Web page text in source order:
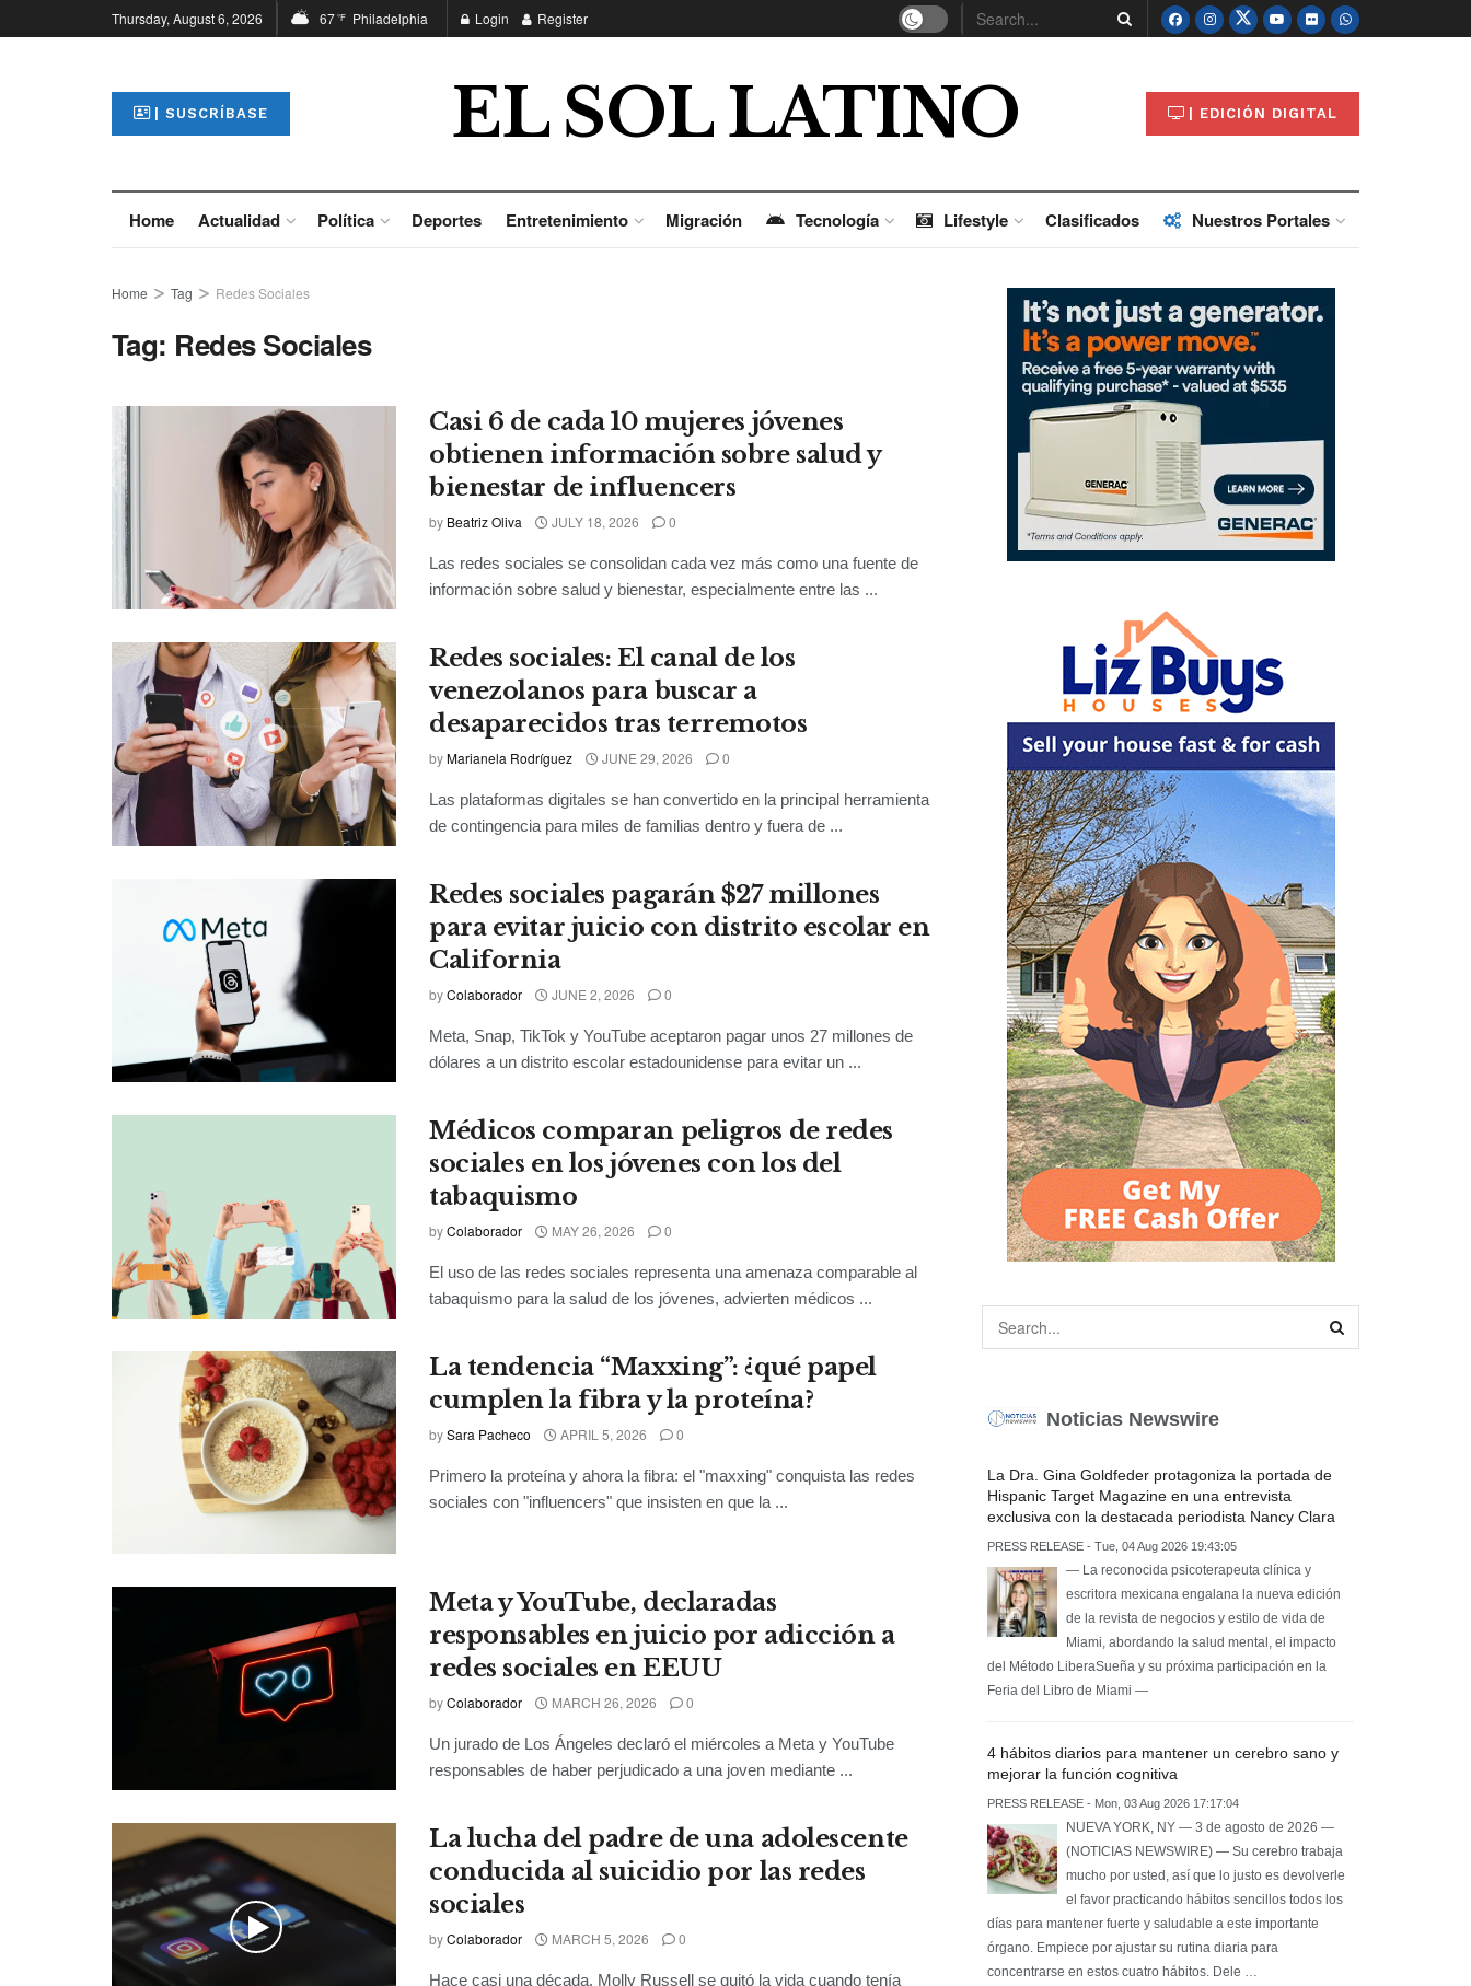
Thursday, August 6, 2026 67°F Philadelphia Login Register
| SUSCRÍBASE EL SOL LATINO | EDICIÓN DIGITAL
Home Actualidad Política Deportes Entretenimiento Migración Tecnología Lifestyle Clasificados Nuestros Portales
Home Tag Redes Sociales
Tag: Redes Sociales
Casi 6 de cada 10 mujeres jóvenes
obtienen información sobre salud y
bienestar de influencers
by Beatriz Oliva JULY 18, 2026 0
Las redes sociales se consolidan cada vez más como una fuente de
información sobre salud y bienestar, especialmente entre las ...
Redes sociales: El canal de los
venezolanos para buscar a
desaparecidos tras terremotos
byMarianela Rodríguez JUNE 29, 2026 0
Las plataformas digitales se han convertido en la principal herramienta
de contingencia para miles de familias dentro y fuera de ...
Redes sociales pagarán $27 millones
para evitar juicio con distrito escolar en
California
byColaborador JUNE 2, 2026 0
Meta, Snap, TikTok y YouTube aceptaron pagar unos 27 millones de
dólares a un distrito escolar estadounidense para evitar un ...
Médicos comparan peligros de redes
sociales en los jóvenes con los del
tabaquismo
byColaborador MAY 26, 2026 0
El uso de las redes sociales representa una amenaza comparable al
tabaquismo para la salud de los jóvenes, advierten médicos ...
La tendencia “Maxxing”: ¿qué papel
cumplen la fibra y la proteína?
bySara Pacheco APRIL 5, 2026 0
Primero la proteína y ahora la fibra: el "maxxing" conquista las redes
sociales con "influencers" que insisten en que la ...
Meta y YouTube, declaradas
responsables en juicio por adicción a
redes sociales en EEUU
byColaborador MARCH 26, 2026 0
Un jurado de Los Ángeles declaró el miércoles a Meta y YouTube
responsables de haber perjudicado a una joven mediante ...
La lucha del padre de una adolescente
conducida al suicidio por las redes
sociales
byColaborador MARCH 5, 2026 0
Hace casi una década, Molly Russell se quitó la vida cuando tenía
Noticias Newswire
La Dra. Gina Goldfeder protagoniza la portada de
Hispanic Target Magazine en una entrevista
exclusiva con la destacada periodista Nancy Clara
PRESS RELEASE - Tue, 04 Aug 2026 19:43:05
— La reconocida psicoterapeuta clínica y
escritora mexicana engalana la nueva edición
de la revista de negocios y estilo de vida de
Miami, abordando la salud mental, el impacto
del Método LiberaSueña y su próxima participación en la
Feria del Libro de Miami —
4 hábitos diarios para mantener un cerebro sano y
mejorar la función cognitiva
PRESS RELEASE - Mon, 03 Aug 2026 17:17:04
NUEVA YORK, NY — 3 de agosto de 2026 —
(NOTICIAS NEWSWIRE) — Su cerebro trabaja
mucho por usted, así que lo justo es devolverle
el favor practicando hábitos sencillos todos los
días para mantener fuerte y saludable a este importante
órgano. Empiece por ajustar su rutina diaria para
concentrarse en estos cuatro hábitos. Dele …